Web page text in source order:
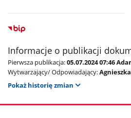
Informacje o publikacji
Pierwsza publikacja:05.07.2024 07:46
Wytwarzający/ Odpowiadający:
Pokaż historię zmian